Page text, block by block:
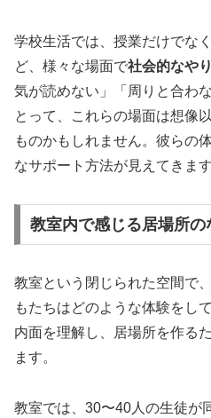
学校生活では、授業だけでな
ど、様々な場面で社会的なや
気が読めない」「周りと合わ
とって、これらの場面は想像
ものかもしれません。彼らの
なサポート方法が見えてきます
教室内で感じる居場所の
教室という閉じられた空間で
もたちはどのような体験をし
内面を理解し、居場所を作る
ます。
教室では、30〜40人の生徒が